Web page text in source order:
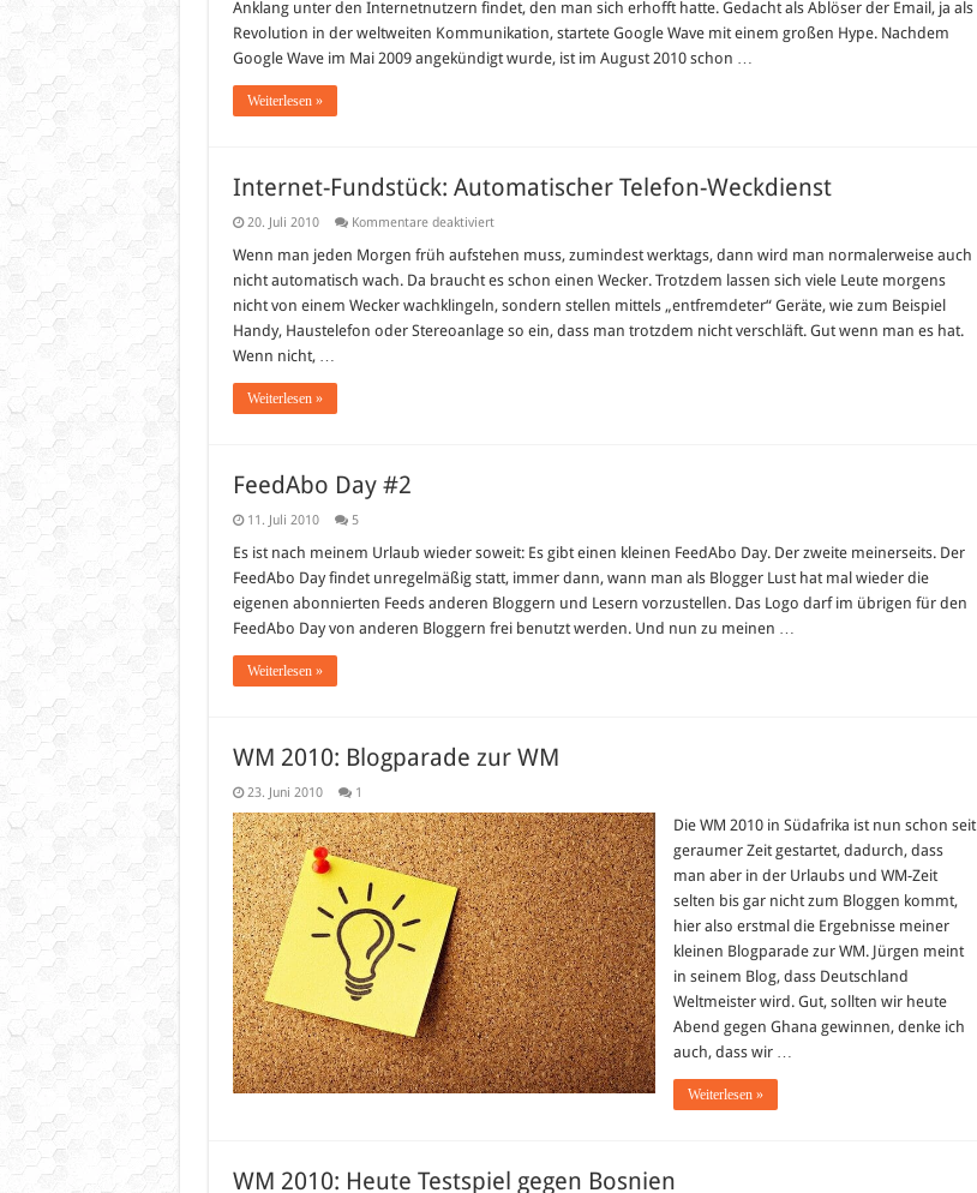
nicht
mehr
weiterentwickelt
Anklang unter den Internetnutzern findet, den man sich erhofft hatte. Gedacht als Ablöser der Email, ja als
Revolution in der weltweiten Kommunikation, startete Google Wave mit einem großen Hype. Nachdem
Google Wave im Mai 2009 angekündigt wurde, ist im August 2010 schon …
Weiterlesen »
Internet-Fundstück: Automatischer Telefon-Weckdienst
20. Juli 2010 Kommentare deaktiviertfür
Fundstück:
Automatischer
Telefon-
Weckdienst
Wenn man jeden Morgen früh aufstehen muss, zumindest werktags, dann wird man normalerweise auch
nicht automatisch wach. Da braucht es schon einen Wecker. Trotzdem lassen sich viele Leute morgens
nicht von einem Wecker wachklingeln, sondern stellen mittels „entfremdeter“ Geräte, wie zum Beispiel
Handy, Haustelefon oder Stereoanlage so ein, dass man trotzdem nicht verschläft. Gut wenn man es hat.
Wenn nicht, …
Weiterlesen »
FeedAbo Day #2
11. Juli 2010 5
Es ist nach meinem Urlaub wieder soweit: Es gibt einen kleinen FeedAbo Day. Der zweite meinerseits. Der
FeedAbo Day findet unregelmäßig statt, immer dann, wann man als Blogger Lust hat mal wieder die
eigenen abonnierten Feeds anderen Bloggern und Lesern vorzustellen. Das Logo darf im übrigen für den
FeedAbo Day von anderen Bloggern frei benutzt werden. Und nun zu meinen …
Weiterlesen »
WM 2010: Blogparade zur WM
23. Juni 2010 1
Die WM 2010 in Südafrika ist nun schon seit
geraumer Zeit gestartet, dadurch, dass
man aber in der Urlaubs und WM-Zeit
selten bis gar nicht zum Bloggen kommt,
hier also erstmal die Ergebnisse meiner
kleinen Blogparade zur WM. Jürgen meint
in seinem Blog, dass Deutschland
Weltmeister wird. Gut, sollten wir heute
Abend gegen Ghana gewinnen, denke ich
auch, dass wir …
Weiterlesen »
WM 2010: Heute Testspiel gegen Bosnien